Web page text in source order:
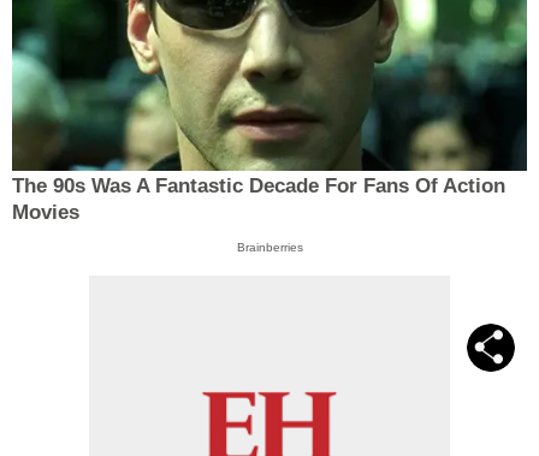
The 90s Was A Fantastic Decade For Fans Of Action
Movies
Brainberries